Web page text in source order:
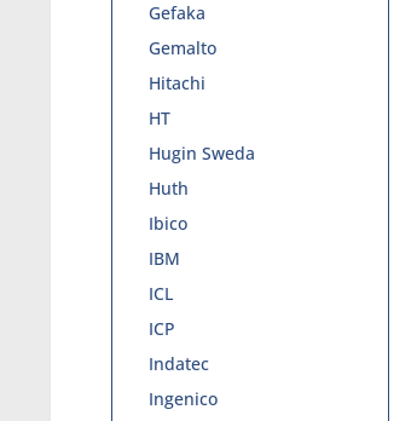
Gefaka
Gemalto
Hitachi
HT
Hugin Sweda
Huth
Ibico
IBM
ICL
ICP
Indatec
Ingenico